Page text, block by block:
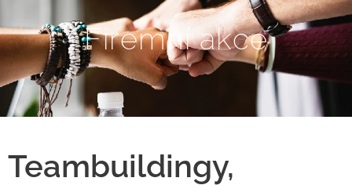
Firemní akce
Teambuildingy,